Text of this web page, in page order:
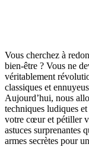
Vous cherchez à
bien-être ? Vous ne
véritablement
classiques et
Aujourd’hui, nous
techniques ludiques
votre cœur et pétiller
astuces surprenantes
armes secrètes pour